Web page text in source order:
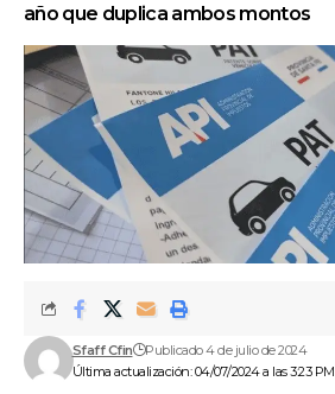
año que duplica ambos montos
Última actualización: 04/07/2024 a las 3:23 PM
Sfaff Cfin Publicado 4 de julio de 2024